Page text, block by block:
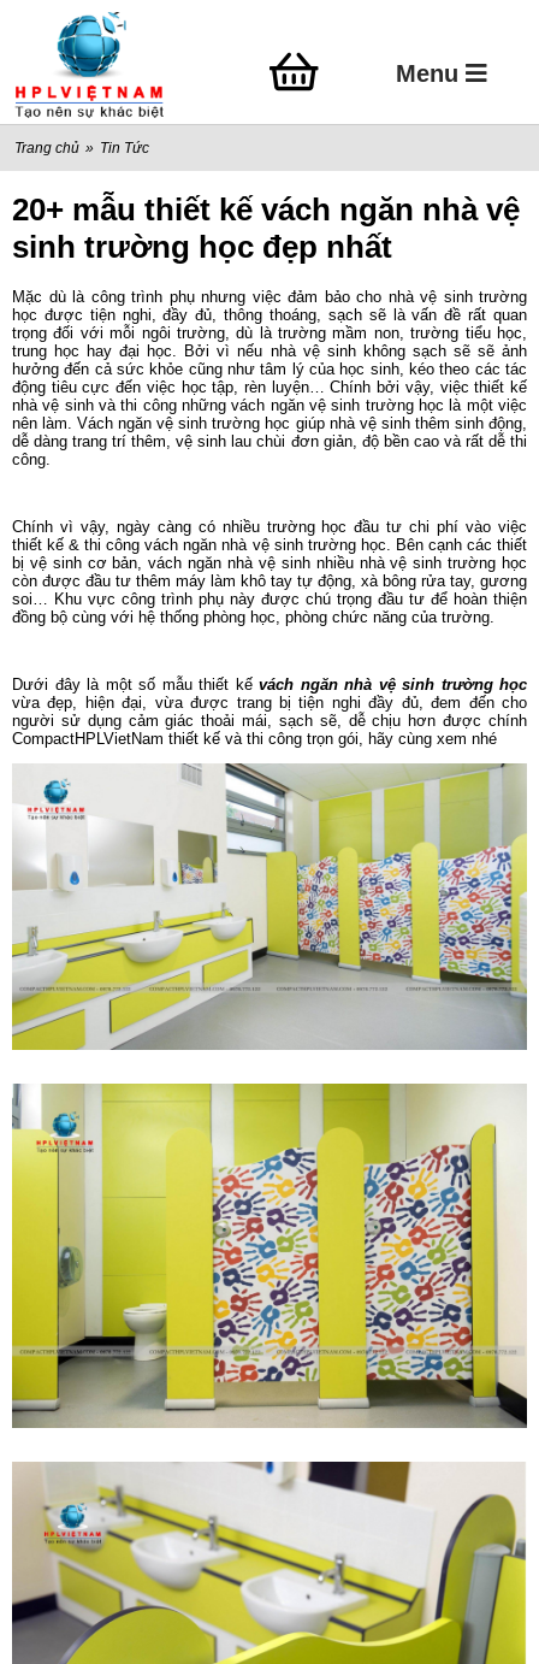
Menu
Trang chủ » Tin Tức
20+ mẫu thiết kế vách ngăn nhà vệ
sinh trường học đẹp nhất
Mặc dù là công trình phụ nhưng việc đảm bảo cho nhà vệ sinh trường
học được tiện nghi, đầy đủ, thông thoáng, sạch sẽ là vấn đề rất quan
trọng đối với mỗi ngôi trường, dù là trường mầm non, trường tiểu học,
trung học hay đại học. Bởi vì nếu nhà vệ sinh không sạch sẽ sẽ ảnh
hưởng đến cả sức khỏe cũng như tâm lý của học sinh, kéo theo các tác
động tiêu cực đến việc học tập, rèn luyện… Chính bởi vậy, việc thiết kế
nhà vệ sinh và thi công những vách ngăn vệ sinh trường học là một việc
nên làm. Vách ngăn vệ sinh trường học giúp nhà vệ sinh thêm sinh động,
dễ dàng trang trí thêm, vệ sinh lau chùi đơn giản, độ bền cao và rất dễ thi
công.
Chính vì vậy, ngày càng có nhiều trường học đầu tư chi phí vào việc
thiết kế & thi công vách ngăn nhà vệ sinh trường học. Bên cạnh các thiết
bị vệ sinh cơ bản, vách ngăn nhà vệ sinh nhiều nhà vệ sinh trường học
còn được đầu tư thêm máy làm khô tay tự động, xà bông rửa tay, gương
soi… Khu vực công trình phụ này được chú trọng đầu tư để hoàn thiện
đồng bộ cùng với hệ thống phòng học, phòng chức năng của trường.
Dưới đây là một số mẫu thiết kế vách ngăn nhà vệ sinh trường học
vừa đẹp, hiện đại, vừa được trang bị tiện nghi đầy đủ, đem đến cho
người sử dụng cảm giác thoải mái, sạch sẽ, dễ chịu hơn được chính
CompactHPLVietNam thiết kế và thi công trọn gói, hãy cùng xem nhé